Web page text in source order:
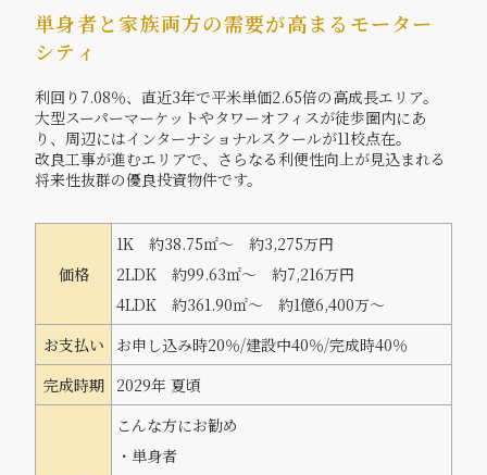
単身者と家族両方の需要が高まるモーター
シティ
利回り7.08％、直近3年で平米単価2.65倍の高成長エリア。
大型スーパーマーケットやタワーオフィスが徒歩圏内にあ
り、周辺にはインターナショナルスクールが11校点在。
改良工事が進むエリアで、さらなる利便性向上が見込まれる
将来性抜群の優良投資物件です。
価格
1K 約38.75㎡～ 約3,275万円
2LDK 約99.63㎡～ 約7,216万円
4LDK 約361.90㎡～ 約1億6,400万～
お支払い
お申し込み時20％/建設中40％/完成時40％
完成時期
2029年 夏頃
こんな方にお勧め
・単身者